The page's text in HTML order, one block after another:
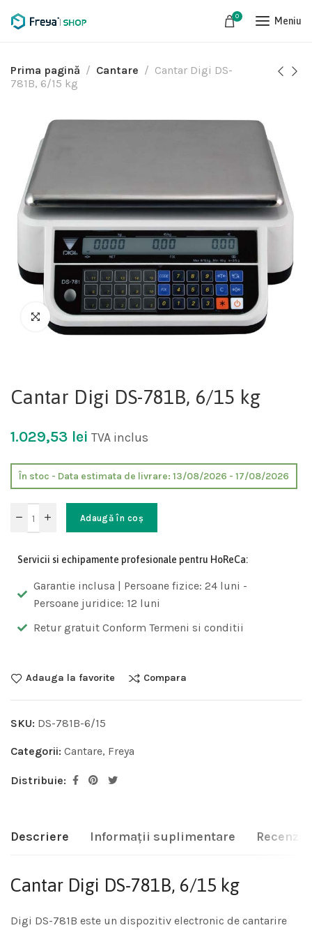
0 Meniu
Prima pagină Cantare
Cantar Digi DS-
781B, 6/15 kg
Cantar Digi DS-781B, 6/15 kg
1.029,53 lei TVA inclus
În stoc - Data estimata de livrare: 13/08/2026 - 17/08/2026
Adaugă în coș
Servicii si echipamente profesionale pentru HoReCa:
Garantie inclusa | Persoane fizice: 24 luni -
Persoane juridice: 12 luni
Retur gratuit Conform Termeni si conditii
Adauga la favorite Compara
SKU: DS-781B-6/15
Categorii: Cantare, Freya
Distribuie:
Descriere Informații suplimentare Recenzii
Cantar Digi DS-781B, 6/15 kg
Digi DS-781B este un dispozitiv electronic de cantarire